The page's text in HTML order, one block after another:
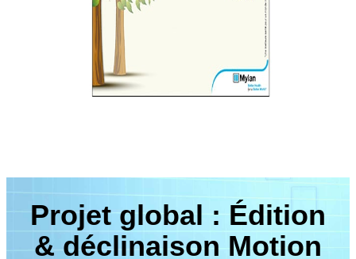
Projet global : Édition
& déclinaison Motion